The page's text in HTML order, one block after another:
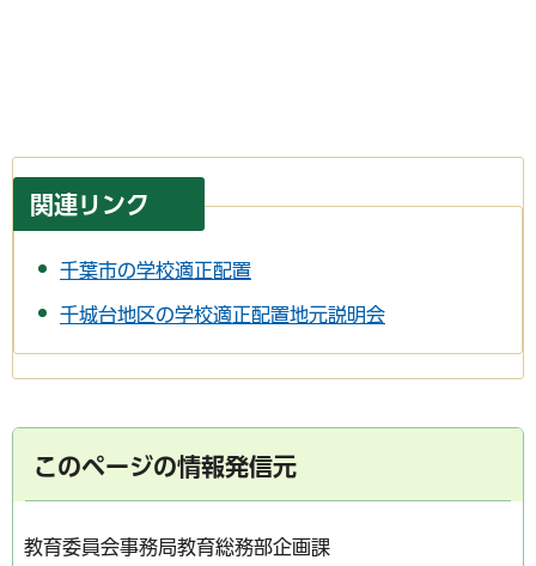
関連リンク
千葉市の学校適正配置
千城台地区の学校適正配置地元説明会
このページの情報発信元
教育委員会事務局教育総務部企画課